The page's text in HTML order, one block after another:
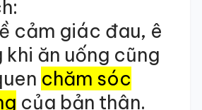
cảm giác đau, ê
ăn uống cũng
chăm sóc
của bản thân.